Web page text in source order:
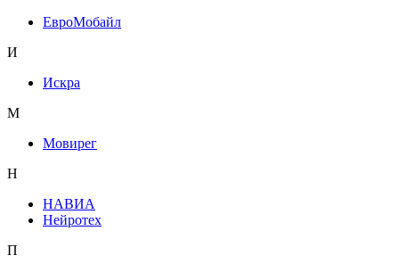
ЕвроМобайл
И
Искра
М
Мовирег
Н
НАВИА
Нейротех
П